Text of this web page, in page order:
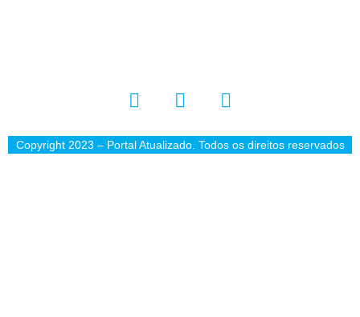
Copyright 2023 – Portal Atualizado. Todos os direitos reservados